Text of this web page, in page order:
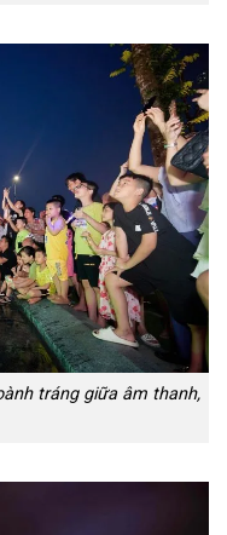
tráng giữa âm thanh,